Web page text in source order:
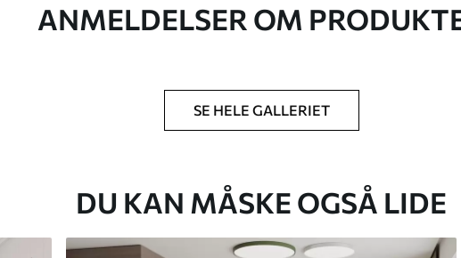
størrelse, du har angivet, og skæres i identiske
ANMELDELSER OM
SE HELE GALLERIET
DU KAN MÅSKE OGSÅ LIDE